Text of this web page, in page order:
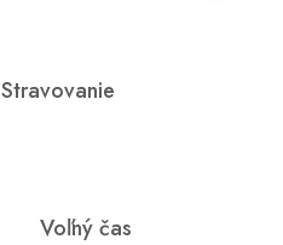
Stravovanie
Voľný čas